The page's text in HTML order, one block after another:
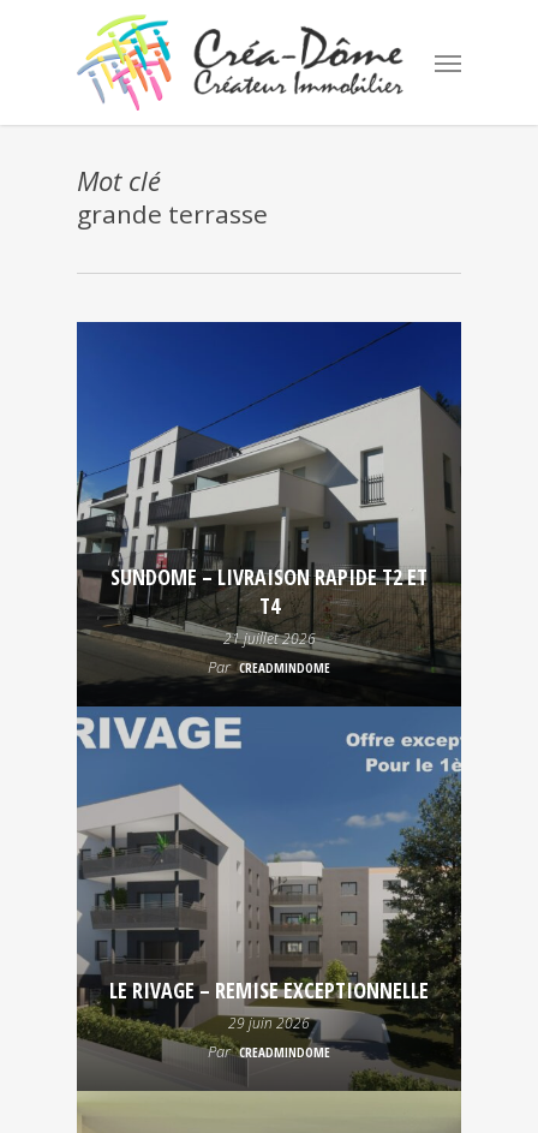
Menu
Mot clé
grande terrasse
SUNDOME – LIVRAISON RAPIDE T2 ET
T4
21 juillet 2026
Par CREADMINDOME
LE RIVAGE – REMISE EXCEPTIONNELLE
29 juin 2026
Par CREADMINDOME